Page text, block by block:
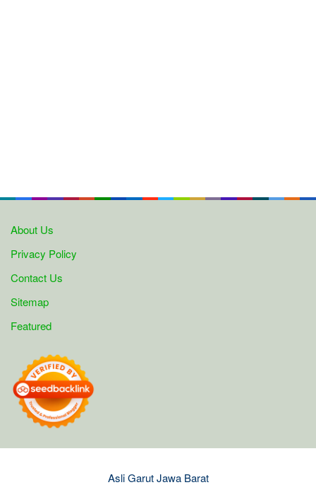
About Us
Privacy Policy
Contact Us
Sitemap
Featured
Asli Garut Jawa Barat